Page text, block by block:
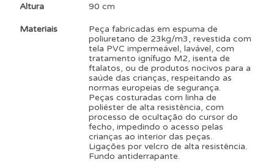
Altura 90 cm
Materiais
Peça fabricadas em espuma de
poliuretano de 23kg/m3, revestida com
tela PVC impermeável, lavável, com
tratamento ignífugo M2, isenta de
ftalatos, ou de produtos nocivos para a
saúde das crianças, respeitando as
normas europeias de segurança.
Peças costuradas com linha de
poliéster de alta resistência, com
processo de ocultação do cursor do
fecho, impedindo o acesso pelas
crianças ao interior das peças.
Ligações por velcro de alta resistência.
Fundo antiderrapante.